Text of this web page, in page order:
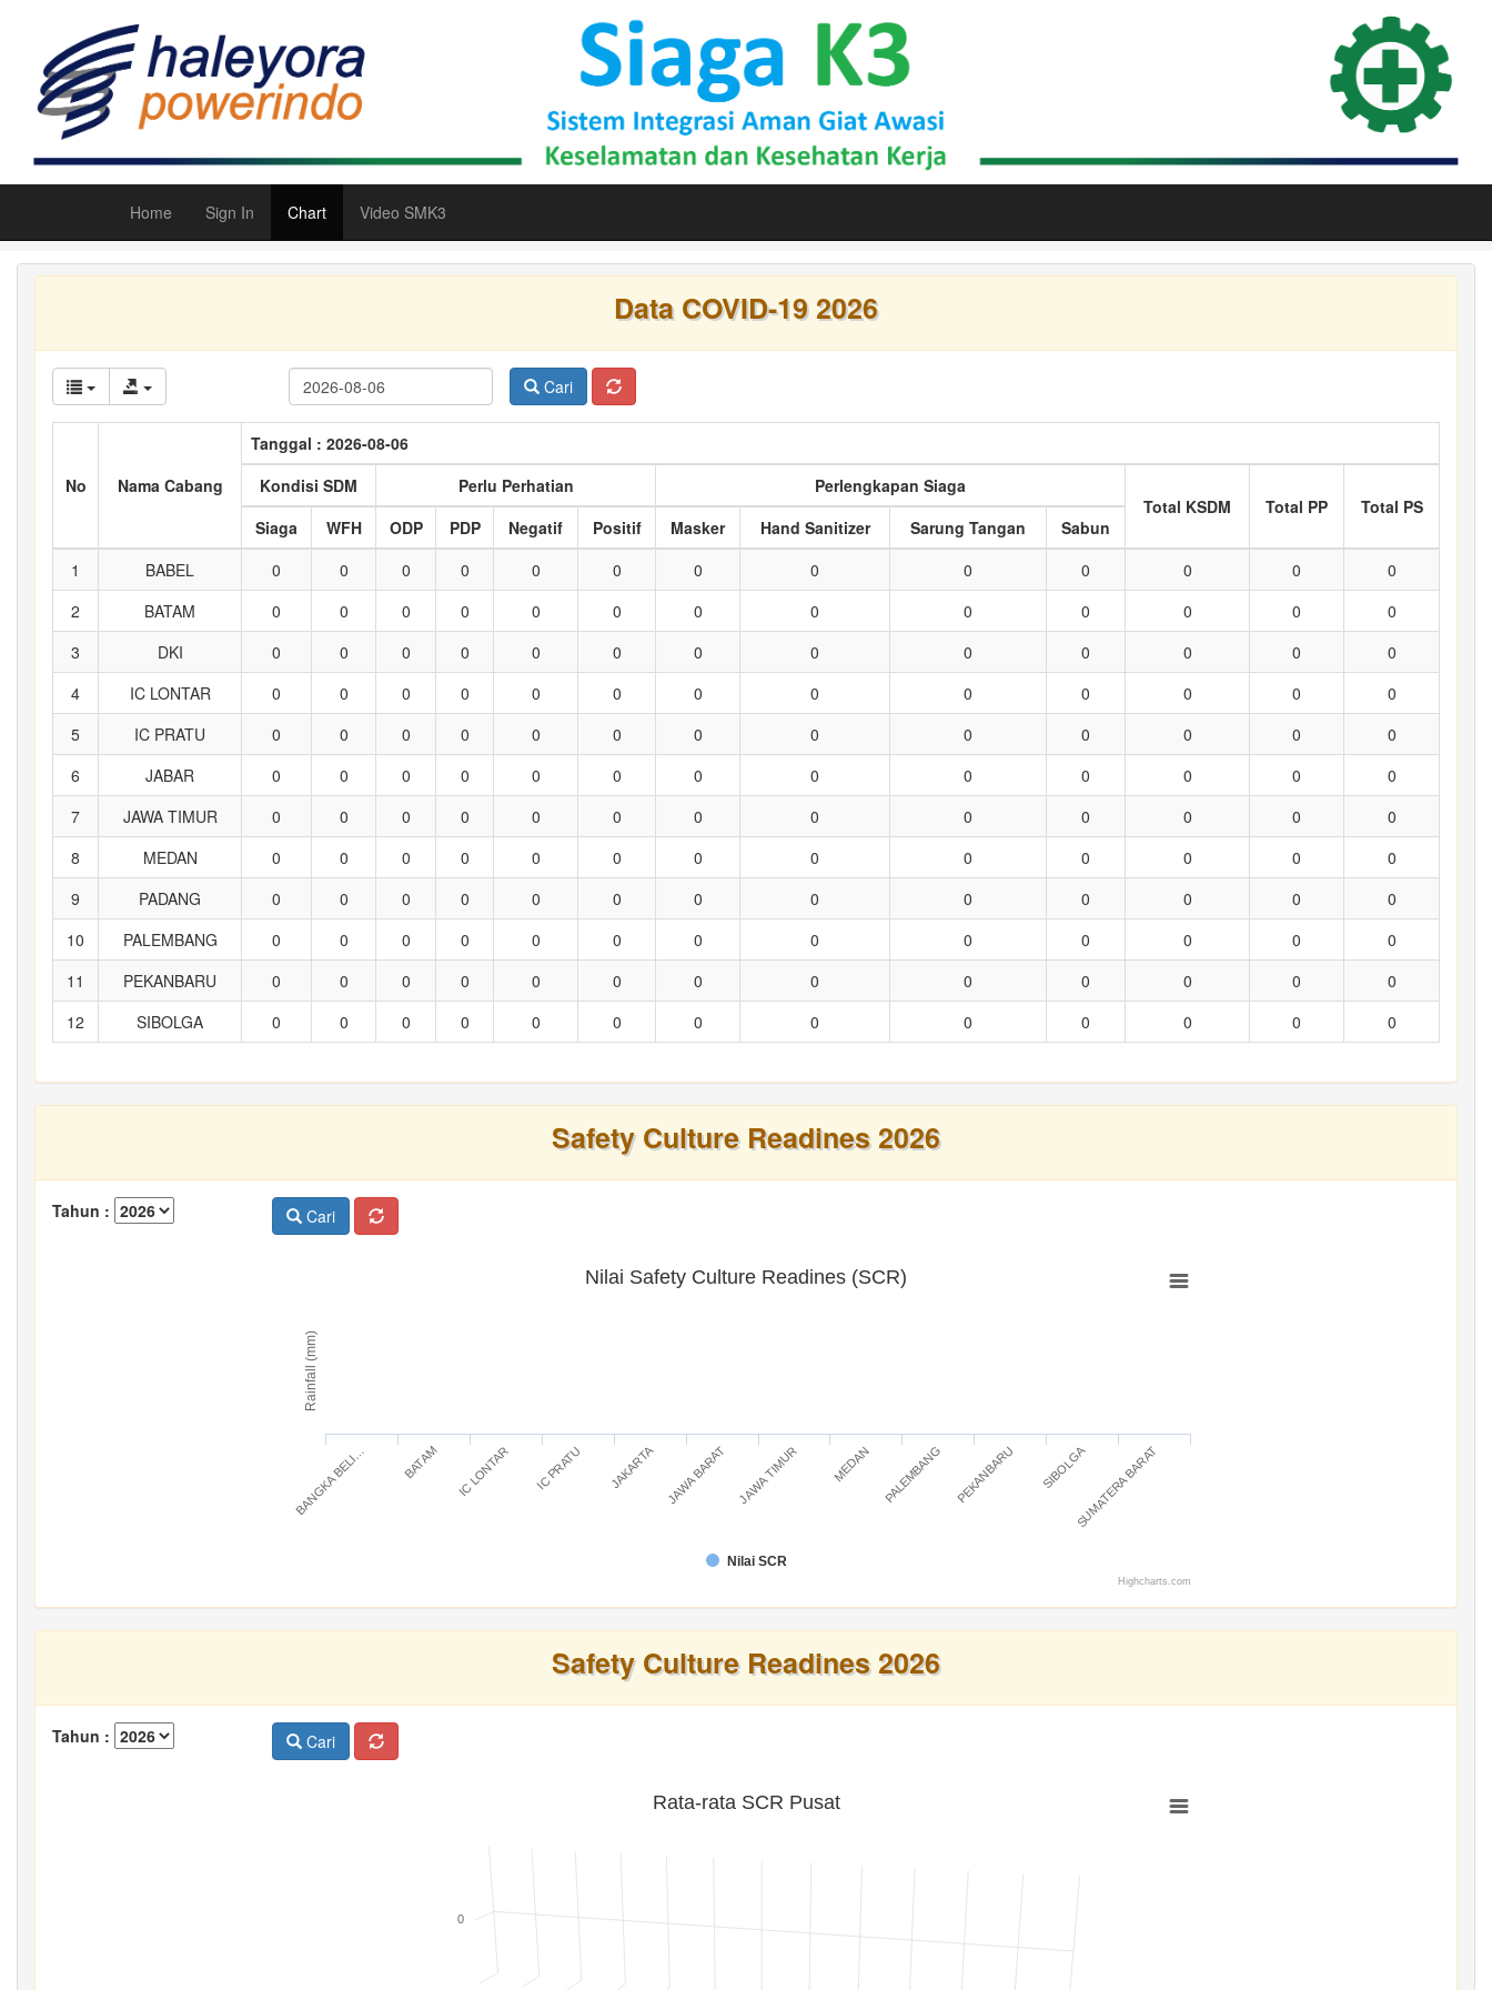
Home Sign In Chart Video SMK3
Data COVID-19 2026
Cari
No Nama Cabang
Tanggal : 2026-08-06
Kondisi SDM
Perlu Perhatian
Perlengkapan Siaga
Total KSDM
Total PP
Total PS
Siaga
WFH ODP PDP Negatif Positif Masker Hand Sanitizer Sarung Tangan
Sabun
1
BABEL 0 0 0 0 0 0 0 0 0 0 0 0
0
2
BATAM 0 0 0 0 0 0 0 0 0 0 0 0
0
3
DKI 0 0 0 0 0 0 0 0 0 0 0 0
0
4
IC LONTAR 0 0 0 0 0 0 0 0 0 0 0 0
0
5
IC PRATU 0 0 0 0 0 0 0 0 0 0 0 0
0
6
JABAR 0 0 0 0 0 0 0 0 0 0 0 0
0
7
JAWA TIMUR 0 0 0 0 0 0 0 0 0 0 0 0
0
8
MEDAN 0 0 0 0 0 0 0 0 0 0 0 0
0
9
PADANG 0 0 0 0 0 0 0 0 0 0 0 0
0
10
PALEMBANG 0 0 0 0 0 0 0 0 0 0 0 0
0
11
PEKANBARU 0 0 0 0 0 0 0 0 0 0 0 0
0
12
SIBOLGA 0 0 0 0 0 0 0 0 0 0 0 0 0
Safety Culture Readines 2026
Tahun : Cari
Rainfall (mm)
Nilai Safety Culture Readines (SCR)
Nilai SCR
BANGKA BELI… BATAM IC LONTAR IC PRATU JAKARTA JAWA BARAT JAWA TIMUR MEDAN PALEMBANG PEKANBARU SIBOLGASUMATERA BARAT
Highcharts.com
Safety Culture Readines 2026
Tahun : Cari
Rata-rata SCR Pusat
0